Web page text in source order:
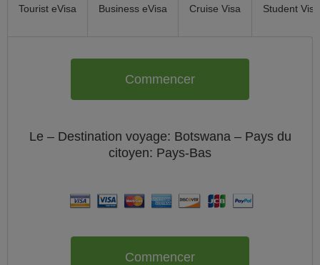
Tourist eVisa Business eVisa Cruise Visa Student Visa
Commencer
Le – Destination voyage: Botswana – Pays du
citoyen: Pays-Bas
Commencer